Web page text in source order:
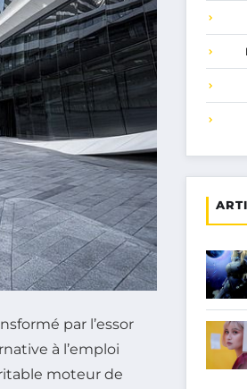
par l’essor
à l’emploi
moteur de